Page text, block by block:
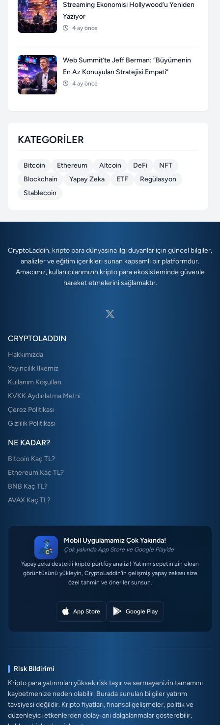
Streaming Ekonomisi Hollywood’u Yeniden
Yazıyor
4 ay önce
Web Summit’te Jeff Berman: “Büyümenin
En Az Konuşulan Stratejisi Empati”
4 ay önce
KATEGORILER
Bitcoin Ethereum Altcoin DeFi
NFT
Blockchain
Yapay Zeka ETF
Regülasyon
Stablecoin
CryptoLaddin, kripto para dünyasına ilgi duyanlar için güncel bilgiler,
analizler ve eğitim içerikleri sunan kapsamlı bir platformdur.
Amacımız, kullanıcılarımızın kripto para ekosisteminde güvenle
hareket etmelerini sağlamaktır.
CRYPTOLADDIN
Hakkımızda
Yayıncılık İlkemiz
Kullanım Koşulları
KVKK Aydınlatma Metni
Çerez Politikası
Gizlilik Politikası
NE KADAR?
Bitcoin Kaç TL?
Ethereum Kaç TL?
BNB Kaç TL?
AVAX Kaç TL?
Mobil Uygulamamız Çok Yakında!
Çok yakında App Store ve Google Play'de
Yapay zeka destekli kripto portföy analizi! Yatırım sepetinizin ekran
görüntüsünü yükleyin, CryptoLaddin'in gelişmiş yapay zekası size
özel tahmin ve öneriler sunsun.
App Store Google Play
Risk Bildirimi
Kripto para yatırımları yüksek risk taşır ve sermayenizin tamamını
kaybetmenize neden olabilir. Burada sunulan bilgiler yatırım
tavsiyesi değildir. Kripto fiyatları, finansal gelişmeler, politik ve
düzenleyici etkenlerden dolayı ani dalgalanmalar gösterebilir,